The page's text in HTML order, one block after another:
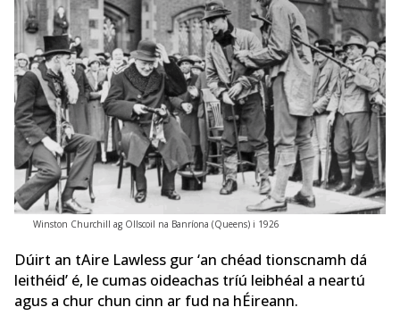
Winston Churchill ag Ollscoil na Banríona (Queens) i 1926
Dúirt an tAire Lawless gur ‘an chéad tionscnamh dá
leithéid’ é, le cumas oideachas tríú leibhéal a neartú
agus a chur chun cinn ar fud na hÉireann.